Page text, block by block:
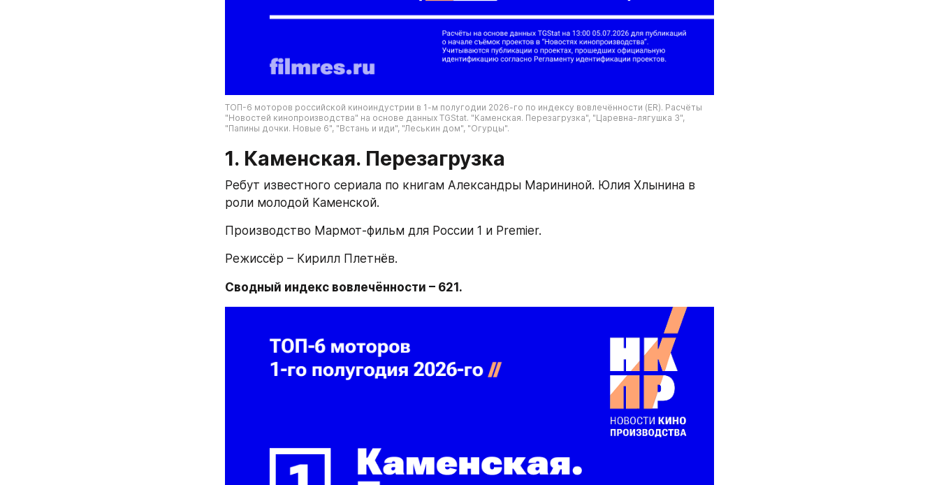
ТОП-6 моторов российской киноиндустрии в 1-м полугодии 2026-го по индексу вовлечённости (ER). Расчёты
"Новостей кинопроизводства" на основе данных TGStat. "Каменская. Перезагрузка", "Царевна-лягушка 3",
"Папины дочки. Новые 6", "Встань и иди", "Леськин дом", "Огурцы".
1. Каменская. Перезагрузка
Ребут известного сериала по книгам Александры Марининой. Юлия Хлынина в
роли молодой Каменской.
Производство Мармот-фильм для России 1 и Premier.
Режиссёр – Кирилл Плетнёв.
Сводный индекс вовлечённости – 621.